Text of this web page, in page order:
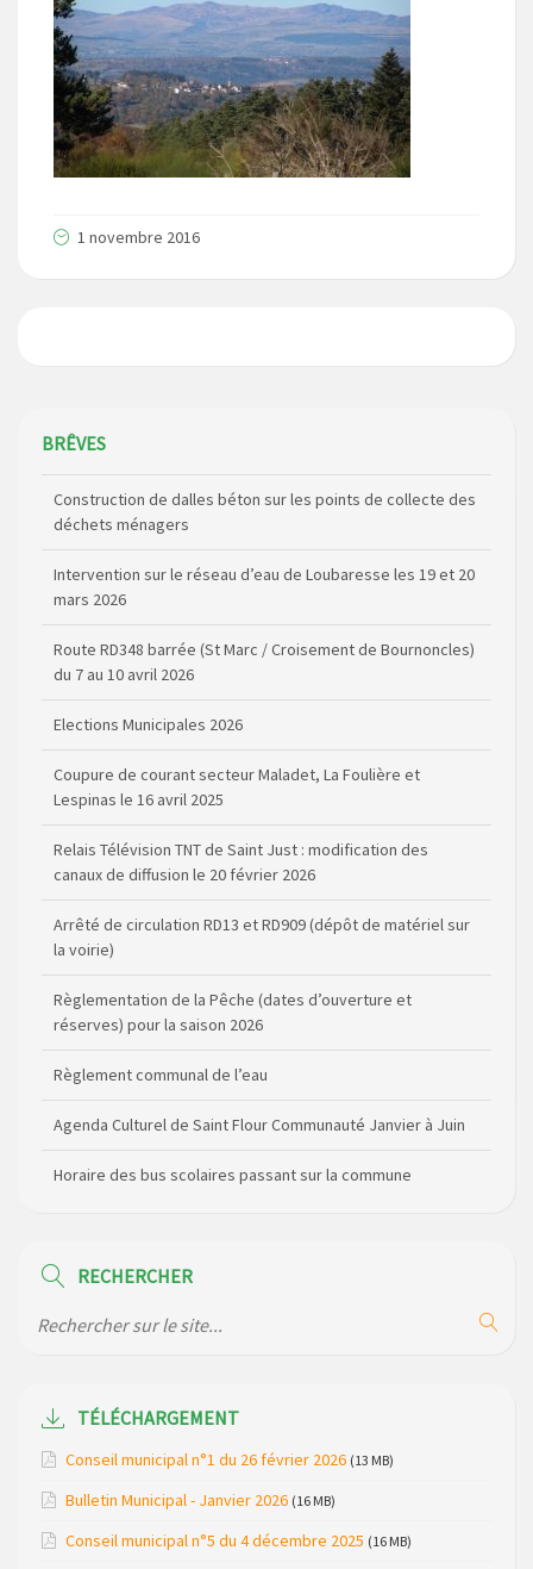
1 novembre 2016
BRÊVES
Construction de dalles béton sur les points de collecte des
déchets ménagers
Intervention sur le réseau d’eau de Loubaresse les 19 et 20
mars 2026
Route RD348 barrée (St Marc / Croisement de Bournoncles)
du 7 au 10 avril 2026
Elections Municipales 2026
Coupure de courant secteur Maladet, La Foulière et
Lespinas le 16 avril 2025
Relais Télévision TNT de Saint Just : modification des
canaux de diffusion le 20 février 2026
Arrêté de circulation RD13 et RD909 (dépôt de matériel sur
la voirie)
Règlementation de la Pêche (dates d’ouverture et
réserves) pour la saison 2026
Règlement communal de l’eau
Agenda Culturel de Saint Flour Communauté Janvier à Juin
Horaire des bus scolaires passant sur la commune
du mois de avril 2026
Réunion d’installation du nouveau conseil municipal à
Loubaresse le vendredi 20 mars 2026
2026
RECHERCHER
TÉLÉCHARGEMENT
Conseil municipal n°1 du 26 février 2026 (13 MB)
Bulletin Municipal - Janvier 2026 (16 MB)
Conseil municipal n°5 du 4 décembre 2025 (16 MB)